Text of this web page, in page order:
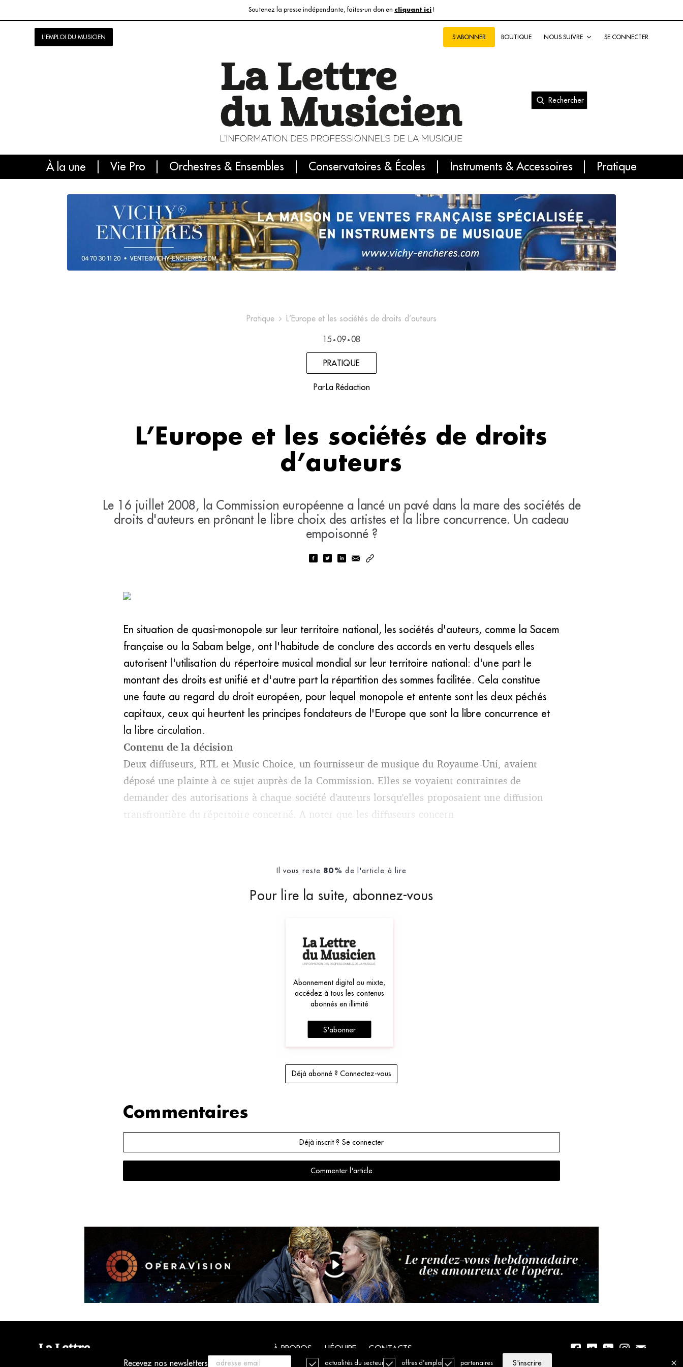
Soutenez la presse indépendante, faites-un don en cliquant ici !
L'EMPLOI DU MUSICIEN S'ABONNER BOUTIQUE NOUS SUIVRE SE CONNECTER
Rechercher
À la une Vie Pro Orchestres & Ensembles Conservatoires & Écoles Instruments & Accessoires Pratique
L'info du jour Le numéro du mois International
Recevez nos newsletters actualités du secteur offres d’emploi partenaires S'inscrire
Pratique L’Europe et les sociétés de droits d’auteurs
15 • 09 • 08
PRATIQUE
Par La Rédaction
L’Europe et les sociétés de droits
d’auteurs
Le 16 juillet 2008, la Commission européenne a lancé un pavé dans la mare des sociétés de
droits d'auteurs en prônant le libre choix des artistes et la libre concurrence. Un cadeau
empoisonné ?
En situation de quasi-monopole sur leur territoire national, les sociétés d'auteurs, comme la Sacem
française ou la Sabam belge, ont l'habitude de conclure des accords en vertu desquels elles
autorisent l'utilisation du répertoire musical mondial sur leur territoire national: d'une part le
montant des droits est unifié et d'autre part la répartition des sommes facilitée. Cela constitue
une faute au regard du droit européen, pour lequel monopole et entente sont les deux péchés
capitaux, ceux qui heurtent les principes fondateurs de l'Europe que sont la libre concurrence et
la libre circulation.
Contenu de la décision
Deux diffuseurs, RTL et Music Choice, un fournisseur de musique du Royaume-Uni, avaient
déposé une plainte à ce sujet auprès de la Commission. Elles se voyaient contraintes de
demander des autorisations à chaque société d'auteurs lorsqu'elles proposaient une diffusion
transfrontière du répertoire concerné. A noter que les diffuseurs concern
Il vous reste 80% de l'article à lire
Pour lire la suite, abonnez-vous
Abonnement digital ou mixte,
accédez à tous les contenus
abonnés en illimité
S'abonner
Déjà abonné ? Connectez-vous
Commentaires
Déjà inscrit ? Se connecter
Commenter l'article
À PROPOS L'ÉQUIPE CONTACTS